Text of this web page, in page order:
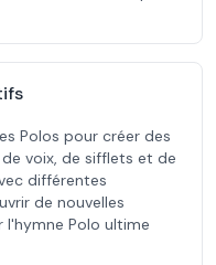
Polos pour créer des
voix, de sifflets et de
différentes
de nouvelles
l'hymne Polo ultime